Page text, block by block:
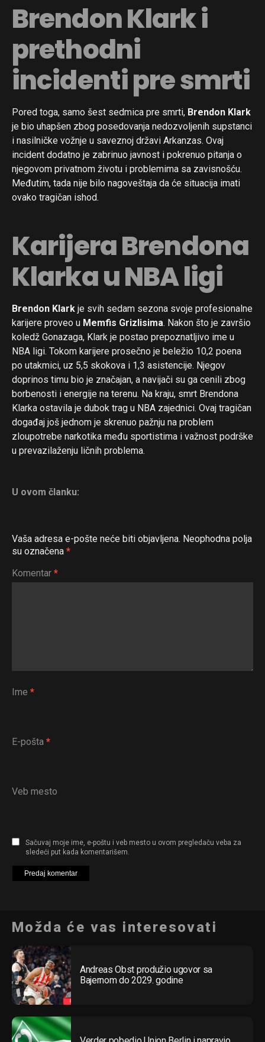
Brendon Klark i
prethodni
incidenti pre smrti
Pored toga, samo šest sedmica pre smrti, Brendon Klark
je bio uhapšen zbog posedovanja nedozvoljenih supstanci
i nasilničke vožnje u saveznoj državi Arkanzas. Ovaj
incident dodatno je zabrinuo javnost i pokrenuo pitanja o
njegovom privatnom životu i problemima sa zavisnošću.
Međutim, tada nije bilo nagoveštaja da će situacija imati
ovako tragičan ishod.
Karijera Brendona
Klarka u NBA ligi
Brendon Klark je svih sedam sezona svoje profesionalne
karijere proveo u Memfis Grizlisima. Nakon što je završio
koledž Gonazaga, Klark je postao prepoznatljivo ime u
NBA ligi. Tokom karijere prosečno je beležio 10,2 poena
po utakmici, uz 5,5 skokova i 1,3 asistencije. Njegov
doprinos timu bio je značajan, a navijači su ga cenili zbog
borbenosti i energije na terenu. Na kraju, smrt Brendona
Klarka ostavila je dubok trag u NBA zajednici. Ovaj tragičan
događaj još jednom je skrenuo pažnju na problem
zloupotrebe narkotika među sportistima i važnost podrške
u prevazilaženju ličnih problema.
U ovom članku:
Vaša adresa e-pošte neće biti objavljena. Neophodna polja
su označena *
Komentar *
Ime *
E-pošta *
Veb mesto
Sačuvaj moje ime, e-poštu i veb mesto u ovom pregledaču veba za
sledeći put kada komentarišem.
Možda će vas interesovati
Andreas Obst produžio ugovor sa
Bajernom do 2029. godine
Email